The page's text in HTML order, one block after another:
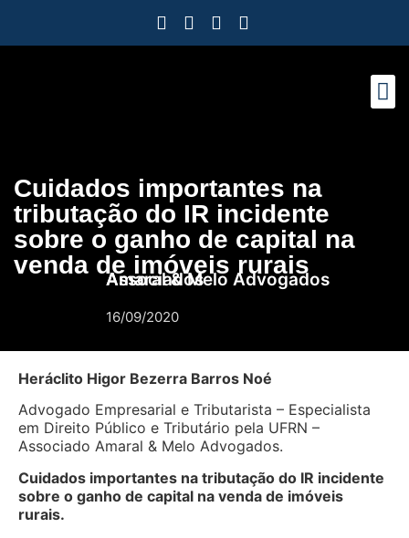
Cuidados importantes na
tributação do IR incidente
sobre o ganho de capital na
venda de imóveis rurais
Amaral & Melo Advogados Associados
16/09/2020
Heráclito Higor Bezerra Barros Noé
Advogado Empresarial e Tributarista – Especialista
em Direito Público e Tributário pela UFRN –
Associado Amaral & Melo Advogados.
Cuidados importantes na tributação do IR incidente
sobre o ganho de capital na venda de imóveis
rurais.